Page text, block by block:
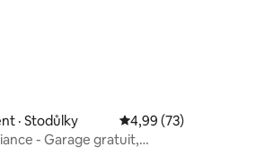
5, 57 commentaires
· Stodůlky Note moyenne de
4,99 (73)
- Garage gratuit,